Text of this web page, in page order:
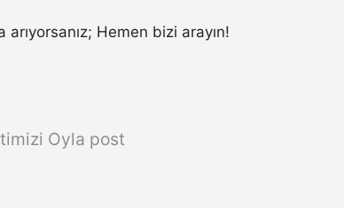
Hemen bizi arayın!
Oyla post